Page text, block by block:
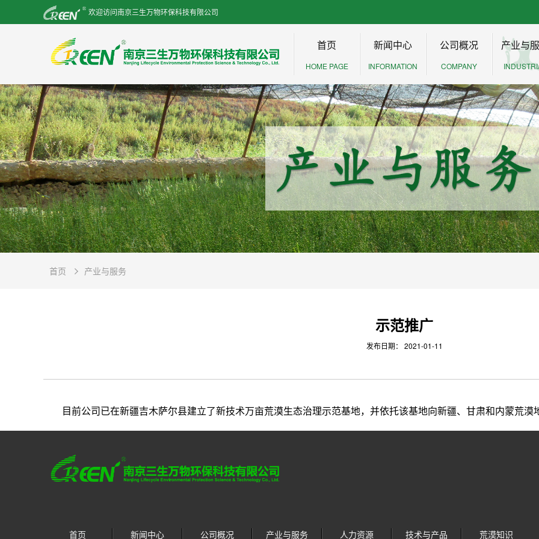
欢迎访问南京三生万物环保科技有限公司
首页
HOME PAGE
新闻中心
INFORMATION
公司概况
COMPANY
产业与
首页 产业与服务
示范推广
发布日期： 2021-01-11
目前公司已在新疆吉木萨尔县建立了新技术万亩荒漠生态治理示范基地，并依托该基地向新疆、甘肃和内蒙荒漠
首页 新闻中心 公司概况 产业与服务 人力资源 技术与产品 荒漠知识